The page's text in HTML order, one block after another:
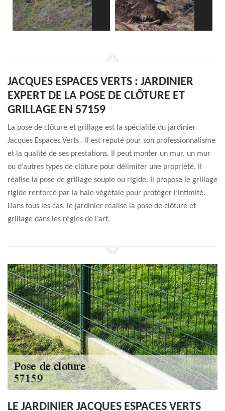
JACQUES ESPACES VERTS : JARDINIER
EXPERT DE LA POSE DE CLÔTURE ET
GRILLAGE EN 57159
La pose de clôture et grillage est la spécialité du jardinier
Jacques Espaces Verts . Il est réputé pour son professionnalisme
et la qualité de ses prestations. Il peut monter un mur, un mur
ou d’autres types de clôture pour délimiter une propriété. Il
réalise la pose de grillage souple ou rigide. Il propose le grillage
rigide renforcé par la haie végétale pour protéger l’intimité.
Dans tous les cas, le jardinier réalise la pose de clôture et
grillage dans les règles de l’art.
LE JARDINIER JACQUES ESPACES VERTS